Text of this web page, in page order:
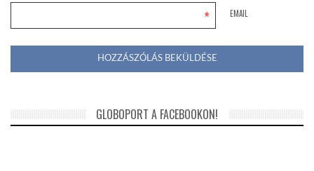
EMAIL
*
GLOBOPORT A FACEBOOKON!